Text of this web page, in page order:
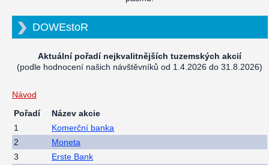
DOWEstoR
Aktuální pořadí nejkvalitnějších tuzemských akcií
(podle hodnocení našich návštěvníků od 1.4.2026 do 31.8.2026)
Návod
Pořadí
Název akcie
1
Komerční banka
2
Moneta
3
Erste Bank